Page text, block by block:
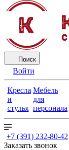
Поиск
Войти
Кресла
и
стулья
Мебель
для
персонала
+7 (391) 232-80-42
Заказать звонок